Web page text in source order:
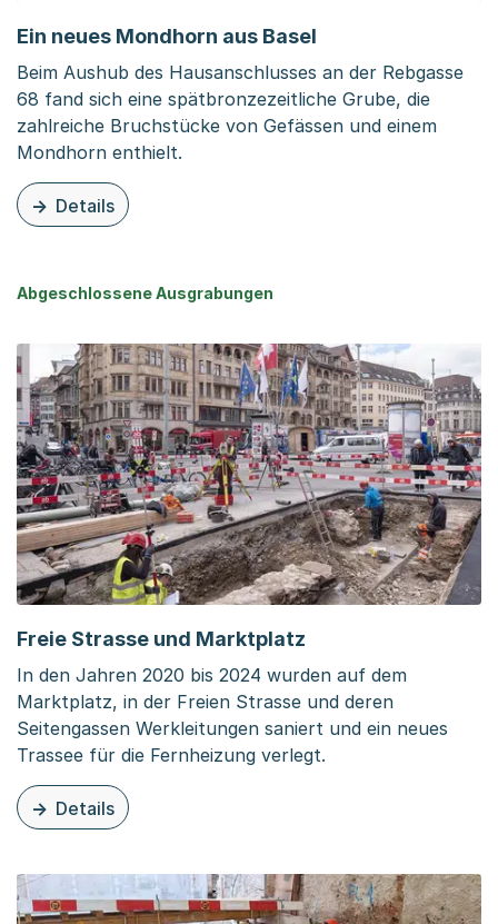
Ein neues Mondhorn aus Basel
Beim Aushub des Hausanschlusses an der Rebgasse
68 fand sich eine spätbronzezeitliche Grube, die
zahlreiche Bruchstücke von Gefässen und einem
Mondhorn enthielt.
Details
zu dieser Organisationsseite: Ein neues Mondhorn aus
Abgeschlossene Ausgrabungen
Freie Strasse und Marktplatz
In den Jahren 2020 bis 2024 wurden auf dem
Marktplatz, in der Freien Strasse und deren
Seitengassen Werkleitungen saniert und ein neues
Trassee für die Fernheizung verlegt.
Details
zu dieser Organisationsseite: Freie Strasse und